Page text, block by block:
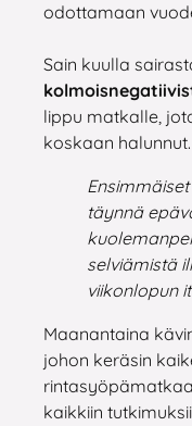
odottamaan
Sain kuulla
lippu matkalle,
koskaan halunnut.
täynnä
selviämistä
viikonlopun
Maanantaina
johon keräsin
kaikkiin